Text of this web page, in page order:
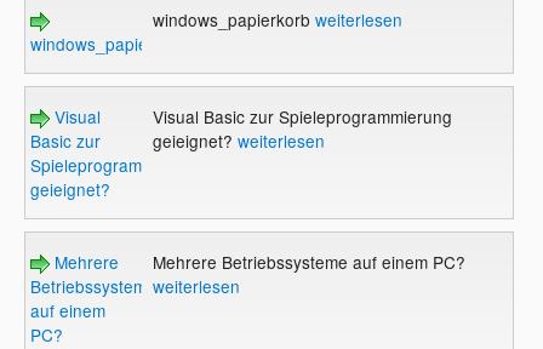
windows_papierkorb
windows_papierkorb weiterlesen
Visual
Basic zur
Spieleprogrammierung
geieignet?
Visual Basic zur Spieleprogrammierung
geieignet? weiterlesen
Mehrere
Betriebssysteme
auf einem
PC?
Mehrere Betriebssysteme auf einem PC?
weiterlesen